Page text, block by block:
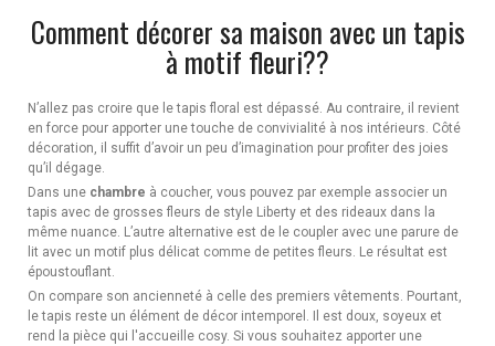
Comment décorer sa maison avec un tapis
à motif fleuri??
N’allez pas croire que le tapis floral est dépassé. Au contraire, il revient
en force pour apporter une touche de convivialité à nos intérieurs. Côté
décoration, il suffit d’avoir un peu d’imagination pour profiter des joies
qu’il dégage.
Dans une chambre à coucher, vous pouvez par exemple associer un
tapis avec de grosses fleurs de style Liberty et des rideaux dans la
même nuance. L’autre alternative est de le coupler avec une parure de
lit avec un motif plus délicat comme de petites fleurs. Le résultat est
époustouflant.
On compare son ancienneté à celle des premiers vêtements. Pourtant,
le tapis reste un élément de décor intemporel. Il est doux, soyeux et
rend la pièce qui l'accueille cosy. Si vous souhaitez apporter une